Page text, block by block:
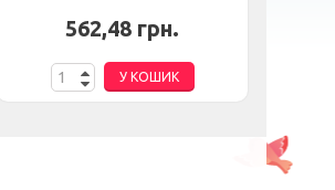
562,48 грн.
У КОШИК